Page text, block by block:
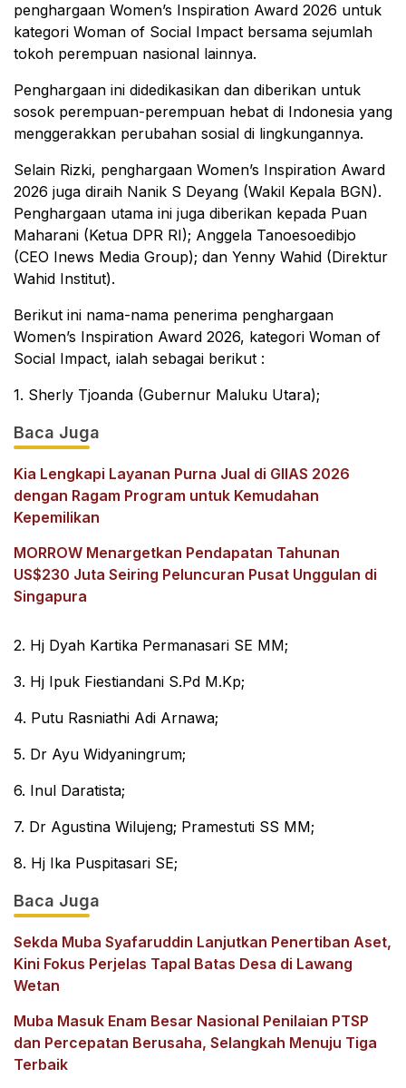
penghargaan Women’s Inspiration Award 2026 untuk
kategori Woman of Social Impact bersama sejumlah
tokoh perempuan nasional lainnya.
Penghargaan ini didedikasikan dan diberikan untuk
sosok perempuan-perempuan hebat di Indonesia yang
menggerakkan perubahan sosial di lingkungannya.
Selain Rizki, penghargaan Women’s Inspiration Award
2026 juga diraih Nanik S Deyang (Wakil Kepala BGN).
Penghargaan utama ini juga diberikan kepada Puan
Maharani (Ketua DPR RI); Anggela Tanoesoedibjo
(CEO Inews Media Group); dan Yenny Wahid (Direktur
Wahid Institut).
Berikut ini nama-nama penerima penghargaan
Women’s Inspiration Award 2026, kategori Woman of
Social Impact, ialah sebagai berikut :
1. Sherly Tjoanda (Gubernur Maluku Utara);
Baca Juga
Kia Lengkapi Layanan Purna Jual di GIIAS 2026
dengan Ragam Program untuk Kemudahan
Kepemilikan
MORROW Menargetkan Pendapatan Tahunan
US$230 Juta Seiring Peluncuran Pusat Unggulan di
Singapura
2. Hj Dyah Kartika Permanasari SE MM;
3. Hj Ipuk Fiestiandani S.Pd M.Kp;
4. Putu Rasniathi Adi Arnawa;
5. Dr Ayu Widyaningrum;
6. Inul Daratista;
7. Dr Agustina Wilujeng; Pramestuti SS MM;
8. Hj Ika Puspitasari SE;
Baca Juga
Sekda Muba Syafaruddin Lanjutkan Penertiban Aset,
Kini Fokus Perjelas Tapal Batas Desa di Lawang
Wetan
Muba Masuk Enam Besar Nasional Penilaian PTSP
dan Percepatan Berusaha, Selangkah Menuju Tiga
Terbaik